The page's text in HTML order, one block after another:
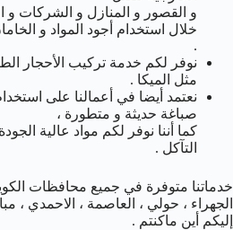
و القصور و المنازل و الشركات و
خلال استخدام أجود المواد و
.
نوفر لكم خدمة تركيب الأحجار
مثل الميكا .
نعتمد أيضا في أعمالنا على
صباغة حديثة و متطورة ،
كما أننا نوفر لكم مواد عالية
التآكل .
خدماتنا متوفرة في جميع محافظات
الجهراء ، حولي ، العاصمة ، الاحمدي ،
إليكم أين ماكنتم .